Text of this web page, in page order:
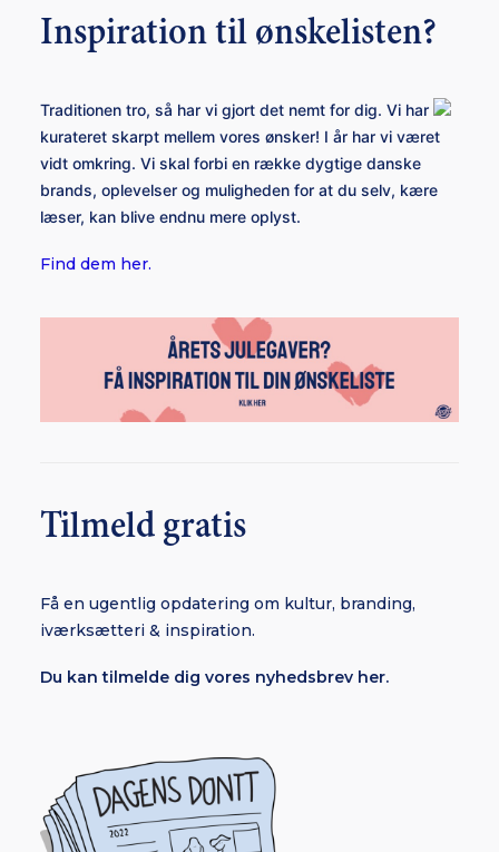
Inspiration til ønskelisten?
Traditionen tro, så har vi gjort det nemt for dig. Vi har
kurateret skarpt mellem vores ønsker! I år har vi været
vidt omkring. Vi skal forbi en række dygtige danske
brands, oplevelser og muligheden for at du selv, kære
læser, kan blive endnu mere oplyst.
Find dem her.
Tilmeld gratis
Få en ugentlig opdatering om kultur, branding,
iværksætteri & inspiration.
Du kan tilmelde dig vores nyhedsbrev her.